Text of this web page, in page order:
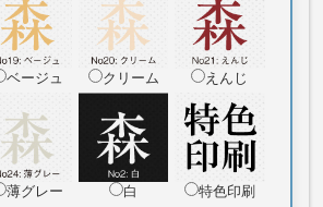
ベージュ クリーム えんじ
薄グレー 白 特色印刷